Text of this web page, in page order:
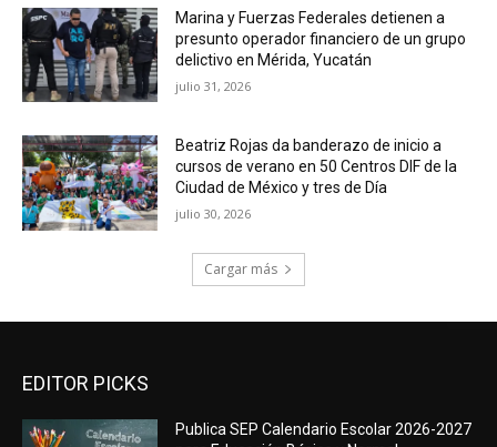
Marina y Fuerzas Federales detienen a
presunto operador financiero de un grupo
delictivo en Mérida, Yucatán
julio 31, 2026
Beatriz Rojas da banderazo de inicio a
cursos de verano en 50 Centros DIF de la
Ciudad de México y tres de Día
julio 30, 2026
Cargar más
EDITOR PICKS
Publica SEP Calendario Escolar 2026-2027